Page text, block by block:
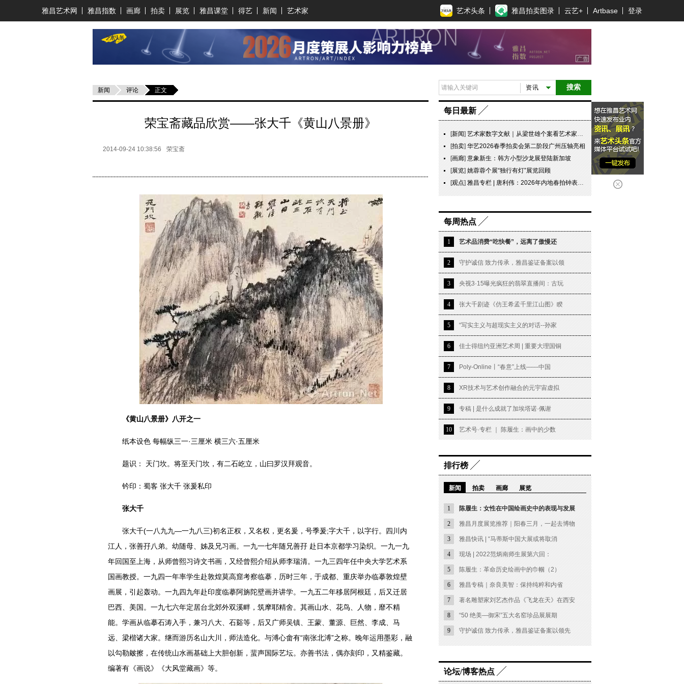
雅昌艺术网 雅昌指数 画廊 拍卖 展览 雅昌课堂 得艺 新闻 艺术家 艺术头条 雅昌拍卖图录 云艺+ Artbase 登录
新闻 评论 正文
荣宝斋藏品欣赏——张大千《黄山八景册》
2014-09-24 10:38:56 荣宝斋
《黄山八景册》八开之一
纸本设色 每幅纵三一·三厘米 横三六·五厘米
题识： 天门坎。将至天门坎，有二石屹立，山曰罗汉拜观音。
钤印：蜀客 张大千 张爰私印
张大千
张大千(一八九九—一九八三)初名正权，又名权，更名爰，号季爰;字大千，以字行。四川内
江人，张善孖八弟。幼随母、姊及兄习画。一九一七年随兄善孖 赴日本京都学习染织。一九一九
年回国至上海，从师曾熙习诗文书画，又经曾熙介绍从师李瑞清。一九三四年任中央大学艺术系
国画教授。一九四一年率学生赴敦煌莫高窟考察临摹，历时三年，于成都、重庆举办临摹敦煌壁
画展，引起轰动。一九四九年赴印度临摹阿旃陀壁画并讲学。一九五二年移居阿根廷，后又迁居
巴西、美国。一九七六年定居台北郊外双溪畔，筑摩耶精舍。其画山水、花鸟、人物，靡不精
能。学画从临摹石涛入手，兼习八大、石谿等，后又广师吴镇、王蒙、董源、巨然、李成、马
远、梁楷诸大家。继而游历名山大川，师法造化。与溥心畬有“南张北溥”之称。晚年运用墨彩，融
以勾勒皴擦，在传统山水画基础上大胆创新，蜚声国际艺坛。亦善书法，偶亦刻印，又精鉴藏。
编著有《画说》《大风堂藏画》等。
搜索
资讯
每日最新
[新闻]艺术家数字文献｜从梁世雄个案看艺术家艺术数字文献的重要性和紧迫性
[拍卖]华艺2026春季拍卖会第二阶段广州压轴亮相
[画廊]意象新生：韩方小型沙龙展登陆新加坡
[展览]姚蓉蓉个展“独行有灯”展览回顾
[观点]雅昌专栏 | 唐利伟：2026年内地春拍钟表市场观察 赛道重构、圈层分化与收藏逻辑迭代
每周热点
1 艺术品消费“吃快餐”，远离了傲慢还
2 守护诚信 致力传承，雅昌鉴证备案以领
3 央视3·15曝光疯狂的翡翠直播间：古玩
4 张大千剧迹《仿王希孟千里江山图》睽
5 “写实主义与超现实主义的对话--孙家
6 佳士得纽约亚洲艺术周 | 重要大理国铜
7 Poly-Online丨“春意”上线——中国
8 XR技术与艺术创作融合的元宇宙虚拟
9 专稿 | 是什么成就了加埃塔诺·佩谢
10 艺术号·专栏 ｜ 陈履生：画中的少数
排行榜
新闻 拍卖 画廊 展览
1 陈履生：女性在中国绘画史中的表现与发展
2 雅昌月度展览推荐｜阳春三月，一起去博物
3 雅昌快讯 | “马蒂斯中国大展或将取消
4 现场 | 2022范炳南师生展第六回：
5 陈履生：革命历史绘画中的巾帼（2）
6 雅昌专稿｜奈良美智：保持纯粹和内省
7 著名雕塑家刘艺杰作品《飞龙在天》在西安
8 “50 绝美—御宋”五大名窑珍品展展期
9 守护诚信 致力传承，雅昌鉴证备案以领先
论坛/博客热点